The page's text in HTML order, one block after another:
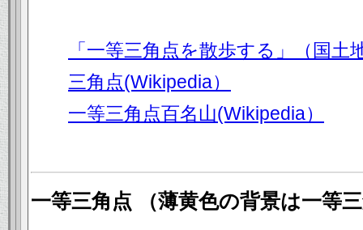
「一等三角点を散歩する」（国土
三角点(Wikipedia）
一等三角点百名山(Wikipedia）
一等三角点 （薄黄色の背景は一等